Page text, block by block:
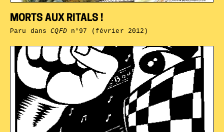
MORTS AUX RITALS !
Paru dansCQFDn°97 (février 2012)